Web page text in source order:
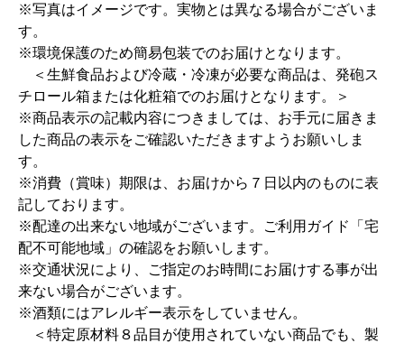
※写真はイメージです。実物とは異なる場合がございま
す。
※環境保護のため簡易包装でのお届けとなります。
＜生鮮食品および冷蔵・冷凍が必要な商品は、発砲ス
チロール箱または化粧箱でのお届けとなります。＞
※商品表示の記載内容につきましては、お手元に届きま
した商品の表示をご確認いただきますようお願いしま
す。
※消費（賞味）期限は、お届けから７日以内のものに表
記しております。
※配達の出来ない地域がございます。ご利用ガイド「宅
配不可能地域」の確認をお願いします。
※交通状況により、ご指定のお時間にお届けする事が出
来ない場合がございます。
※酒類にはアレルギー表示をしていません。
＜特定原材料８品目が使用されていない商品でも、製